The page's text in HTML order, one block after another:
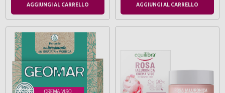
AGGIUNGI AL CARRELLO AGGIUNGI AL CARRELLO